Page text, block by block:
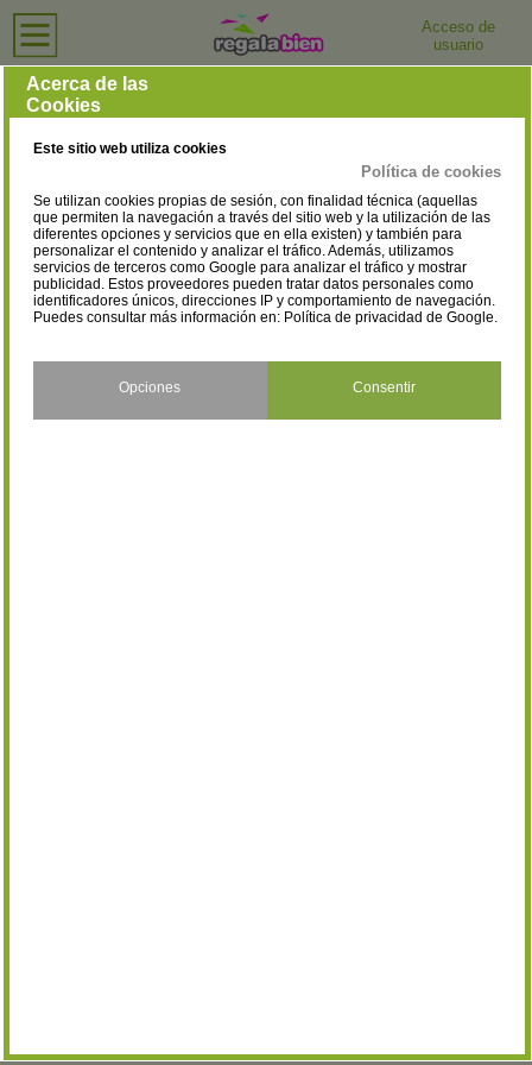
Acceso de
usuario
Centros de Salud y Bienestar en Álava
Selecciona la localidad
Inicio › Centros de Salud y Bienestar
Amurrio Laguardia
(1)
Salvatierra/Agurain(1) Vitoria-Gasteiz(93)
Acerca de las
Cookies
Este sitio web utiliza cookies
Política de cookies
Se utilizan cookies propias de sesión, con finalidad técnica (aquellas
que permiten la navegación a través del sitio web y la utilización de las
diferentes opciones y servicios que en ella existen) y también para
personalizar el contenido y analizar el tráfico. Además, utilizamos
servicios de terceros como Google para analizar el tráfico y mostrar
publicidad. Estos proveedores pueden tratar datos personales como
identificadores únicos, direcciones IP y comportamiento de navegación.
Puedes consultar más información en: Política de privacidad de Google.
Opciones Consentir